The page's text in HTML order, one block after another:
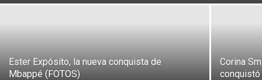
Ester Expósito, la nueva conquista de
Mbappé (FOTOS)
Corina
conquistó